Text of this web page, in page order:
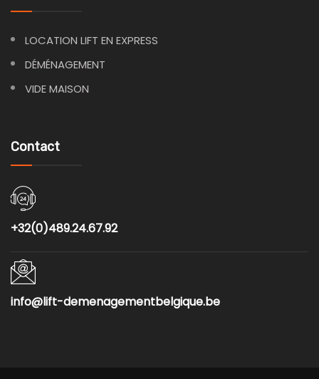
LOCATION LIFT EN EXPRESS
DÉMÉNAGEMENT
VIDE MAISON
Contact
+32(0)489.24.67.92
info@lift-demenagementbelgique.be